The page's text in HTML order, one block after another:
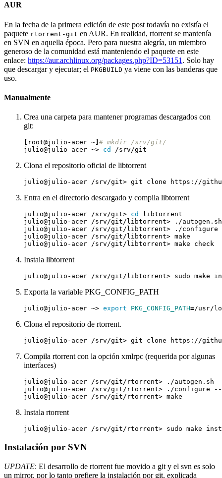
AUR
En la fecha de la primera edición de este post todavía no existía el
paquete rtorrent-git en AUR. En realidad, rtorrent se mantenía
en SVN en aquella época. Pero para nuestra alegría, un miembro
generoso de la comunidad está manteniendo el paquete en este
enlace: https://aur.archlinux.org/packages.php?ID=53151 . Solo hay
que descargar y ejecutar; el PKGBUILD ya viene con las banderas que
uso.
Manualmente
Crea una carpeta para mantener programas descargados con
git:
root@julio-acer ~ # mkdir /srv/git/
julio@julio-acer ~> cd
Clona el repositorio oficial de libtorrent
Entra en el directorio descargado y compila libtorrent
julio@julio-acer /srv/git> cd
Instala libtorrent
Exporta la variable PKG_CONFIG_PATH
julio@julio-acer ~> export PKG_CONFIG_PATH=
Clona el repositorio de rtorrent.
Compila rtorrent con la opción xmlrpc (requerida por algunas
interfaces)
Instala rtorrent
Instalación por SVN
UPDATE: El desarrollo de rtorrent fue movido a git y el svn es solo
un mirror, por lo tanto prefiere la instalación por git, explicada